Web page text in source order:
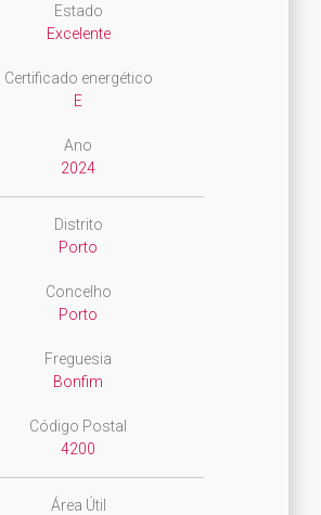
Estado
Excelente
Certificado energético
E
Ano
2024
Distrito
Porto
Concelho
Porto
Freguesia
Bonfim
Código Postal
4200
Área Útil